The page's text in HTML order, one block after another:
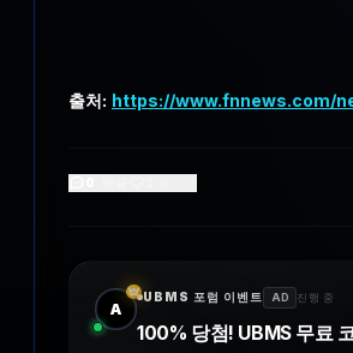
출처: https://www.fnnews.com/
A
UBMS 포럼 이벤트 AD 진행 중
100% 당첨! UBMS 무료